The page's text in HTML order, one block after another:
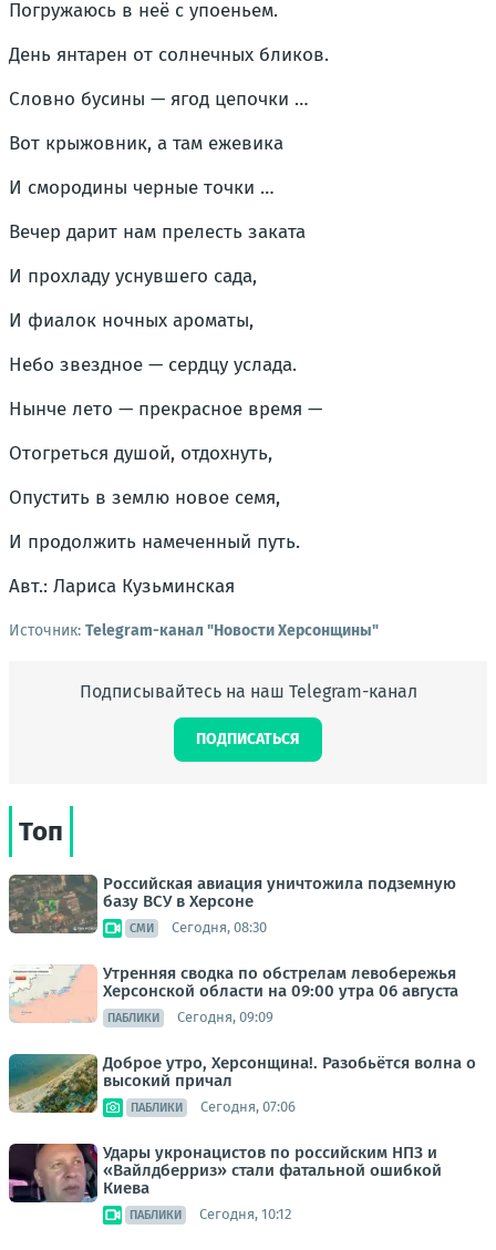
Погружаюсь в неё с упоеньем.
День янтарен от солнечных бликов.
Словно бусины — ягод цепочки …
Вот крыжовник, а там ежевика
И смородины черные точки …
Вечер дарит нам прелесть заката
И прохладу уснувшего сада,
И фиалок ночных ароматы,
Небо звездное — сердцу услада.
Нынче лето — прекрасное время —
Отогреться душой, отдохнуть,
Опустить в землю новое семя,
И продолжить намеченный путь.
Авт.: Лариса Кузьминская
Источник: Telegram-канал "Новости Херсонщины"
Подписывайтесь на наш Telegram-канал
ПОДПИСАТЬСЯ
Топ
Российская авиация уничтожила подземную
базу ВСУ в Херсоне
СМИ Сегодня, 08:30
Утренняя сводка по обстрелам левобережья
Херсонской области на 09:00 утра 06 августа
ПАБЛИКИ Сегодня, 09:09
Доброе утро, Херсонщина!. Разобьётся волна о
высокий причал
ПАБЛИКИ Сегодня, 07:06
Удары укронацистов по российским НПЗ и
«Вайлдберриз» стали фатальной ошибкой
Киева
ПАБЛИКИ Сегодня, 10:12